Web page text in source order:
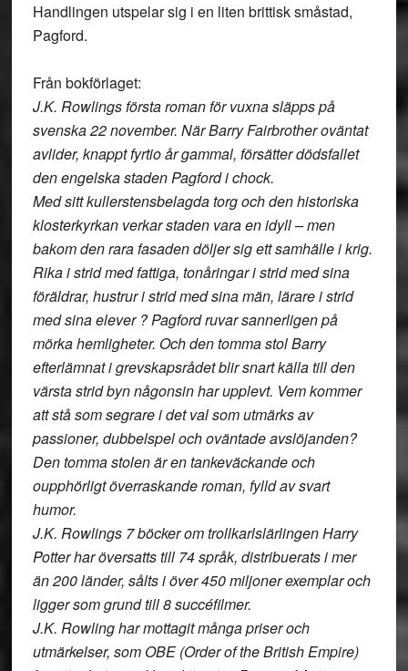
Handlingen utspelar sig i en liten brittisk småstad,
Pagford.
Från bokförlaget:
J.K. Rowlings första roman för vuxna släpps på
svenska 22 november. När Barry Fairbrother oväntat
avlider, knappt fyrtio år gammal, försätter dödsfallet
den engelska staden Pagford i chock.
Med sitt kullerstensbelagda torg och den historiska
klosterkyrkan verkar staden vara en idyll – men
bakom den rara fasaden döljer sig ett samhälle i krig.
Rika i strid med fattiga, tonåringar i strid med sina
föräldrar, hustrur i strid med sina män, lärare i strid
med sina elever ? Pagford ruvar sannerligen på
mörka hemligheter. Och den tomma stol Barry
efterlämnat i grevskapsrådet blir snart källa till den
värsta strid byn någonsin har upplevt. Vem kommer
att stå som segrare i det val som utmärks av
passioner, dubbelspel och oväntade avslöjanden?
Den tomma stolen är en tankeväckande och
oupphörligt överraskande roman, fylld av svart
humor.
J.K. Rowlings 7 böcker om trollkarlslärlingen Harry
Potter har översatts till 74 språk, distribuerats i mer
än 200 länder, sålts i över 450 miljoner exemplar och
ligger som grund till 8 succéfilmer.
J.K. Rowling har mottagit många priser och
utmärkelser, som OBE (Order of the British Empire)